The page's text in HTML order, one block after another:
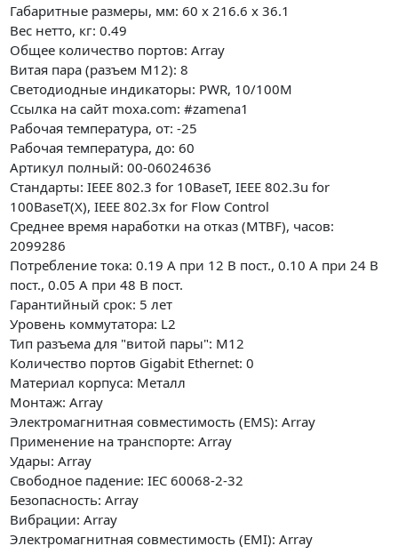
Габаритные размеры, мм: 60 x 216.6 x 36.1
Вес нетто, кг: 0.49
Общее количество портов: Array
Витая пара (разъем M12): 8
Светодиодные индикаторы: PWR, 10/100M
Ссылка на сайт moxa.com: #zamena1
Рабочая температура, от: -25
Рабочая температура, до: 60
Артикул полный: 00-06024636
Стандарты: IEEE 802.3 for 10BaseT, IEEE 802.3u for
100BaseT(X), IEEE 802.3x for Flow Control
Среднее время наработки на отказ (MTBF), часов:
2099286
Потребление тока: 0.19 А при 12 В пост., 0.10 А при 24 В
пост., 0.05 А при 48 В пост.
Гарантийный срок: 5 лет
Уровень коммутатора: L2
Тип разъема для "витой пары": M12
Количество портов Gigabit Ethernet: 0
Материал корпуса: Металл
Монтаж: Array
Электромагнитная совместимость (EMS): Array
Применение на транспорте: Array
Удары: Array
Свободное падение: IEC 60068-2-32
Безопасность: Array
Вибрации: Array
Электромагнитная совместимость (EMI): Array